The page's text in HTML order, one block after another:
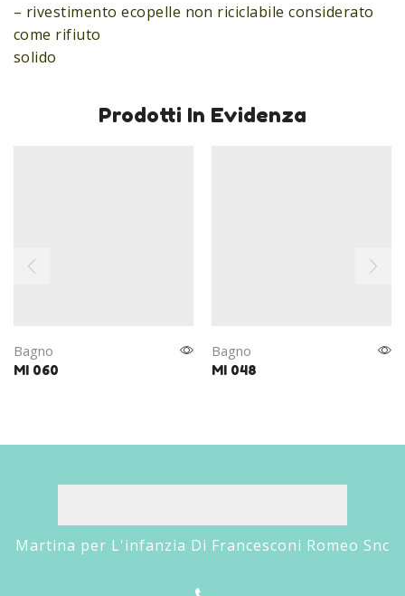
– rivestimento ecopelle non riciclabile considerato
come rifiuto
solido
Prodotti In Evidenza
Bagno
MI 060
Bagno
MI 048
Martina per L'infanzia Di Francesconi Romeo Snc